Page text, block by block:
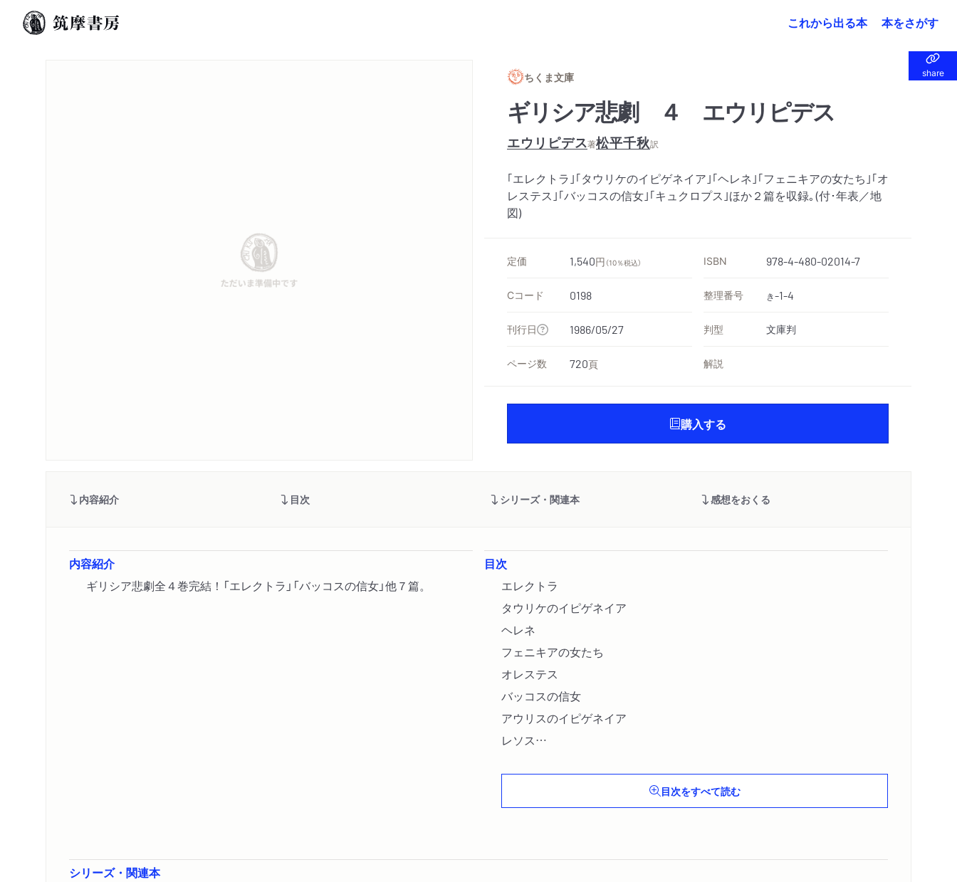
これから出る本 本をさがす
share
share
ちくま文庫
ギリシア悲劇 ４ エウリピデス
エウリピデス著松平千秋訳
｢エレクトラ｣｢タウリケのイピゲネイア｣｢ヘレネ｣｢フェニキアの女たち｣｢オ
レステス｣｢バッコスの信女｣｢キュクロプス｣ほか２篇を収録｡(付･年表／地
図)
定価 1,540円 （10％税込） ISBN 978-4-480-02014-7
Cコード 0198 整理番号 き-1-4
刊行日 1986/05/27 判型 文庫判
ページ数 720頁 解説
購入する
内容紹介 目次 シリーズ・関連本 感想をおくる
内容紹介
ギリシア悲劇全４巻完結！「エレクトラ」「バッコスの信女」他７篇。
目次
エレクトラ
タウリケのイピゲネイア
ヘレネ
フェニキアの女たち
オレステス
バッコスの信女
アウリスのイピゲネイア
レソス
目次をすべて読む
シリーズ・関連本